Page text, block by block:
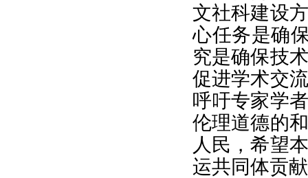
文社科建设
心任务是确
究是确保技
促进学术交
呼吁专家学
伦理道德的
人民，希望
运共同体贡